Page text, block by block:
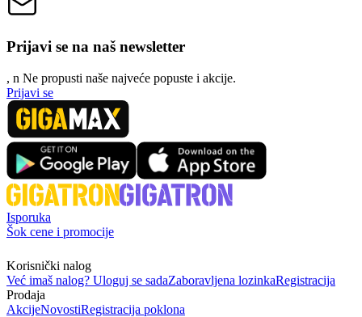
Prijavi se na naš newsletter
, n Ne propusti naše najveće popuste i akcije.
Prijavi se
Isporuka
Šok cene i promocije
Korisnički nalog
Već imaš nalog? Uloguj se sadaZaboravljena lozinkaRegistracija
Prodaja
AkcijeNovostiRegistracija poklona